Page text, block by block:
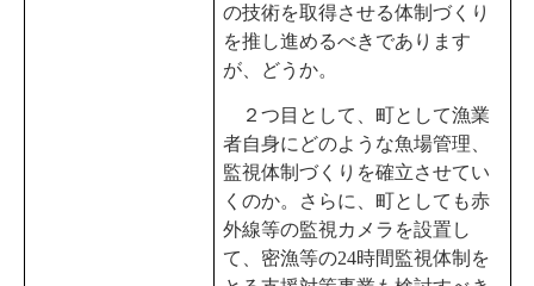
の技術を取得させる体制づくり
を推し進めるべきであります
が、どうか。
２つ目として、町として漁業
者自身にどのような魚場管理、
監視体制づくりを確立させてい
くのか。さらに、町としても赤
外線等の監視カメラを設置し
て、密漁等の24時間監視体制を